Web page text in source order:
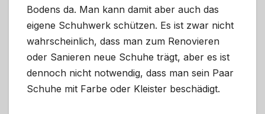
Bodens da. Man kann damit aber auch das
eigene Schuhwerk schützen. Es ist zwar nicht
wahrscheinlich, dass man zum Renovieren
oder Sanieren neue Schuhe trägt, aber es ist
dennoch nicht notwendig, dass man sein Paar
Schuhe mit Farbe oder Kleister beschädigt.